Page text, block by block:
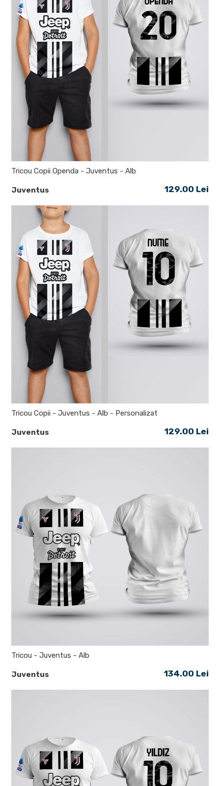
Juventus
Tricou Copii Openda - Juventus - Alb
129.00 Lei
Juventus
Tricou Copii - Juventus - Alb - Personalizat
129.00 Lei
Juventus
Tricou - Juventus - Alb
134.00 Lei